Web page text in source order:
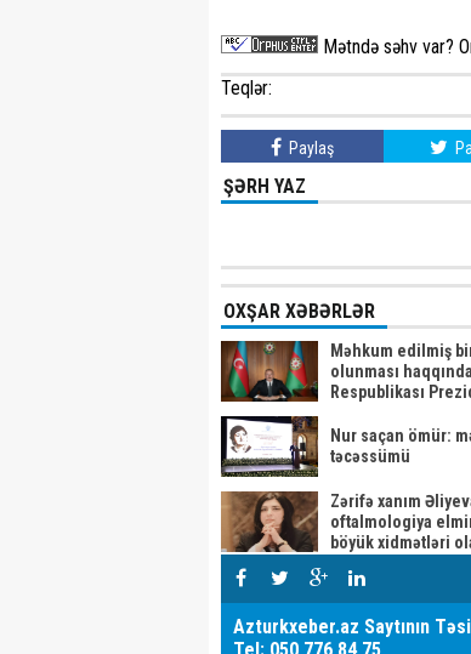
Mətndə səhv var?
Teqlər:
Paylaş
ŞƏRH YAZ
OXŞAR XƏBƏRLƏR
Məhkum edilmiş
olunması
Respublikası
Nur saçan ömür:
təcəssümü
Zərifə xanım
oftalmologiya
böyük xidmətləri
Azturkxeber.az Saytının